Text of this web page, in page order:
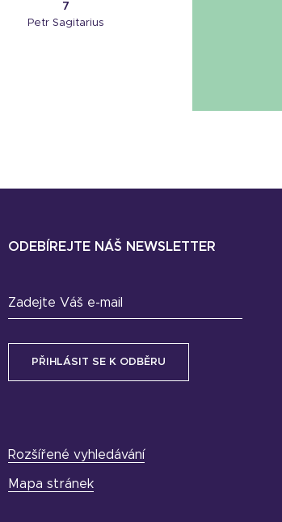
7
Petr Sagitarius
ODEBÍREJTE NÁŠ NEWSLETTER
Zadejte Váš e-mail
Rozšířené vyhledávání
Mapa stránek